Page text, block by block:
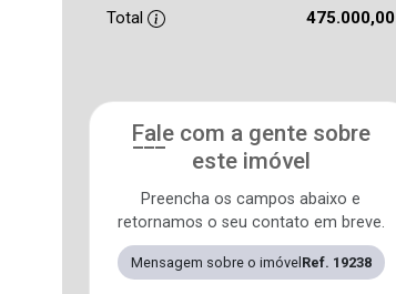
Total 475.000,00
Fale com a gente sobre
este imóvel
Preencha os campos abaixo e
retornamos o seu contato em breve.
Mensagem sobre o imóvel Ref. 19238